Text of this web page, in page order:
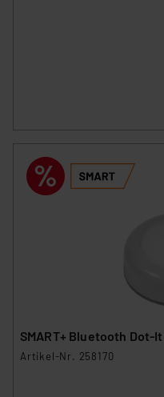
SMART+ Bluetooth Dot-
Artikel-Nr. 258170